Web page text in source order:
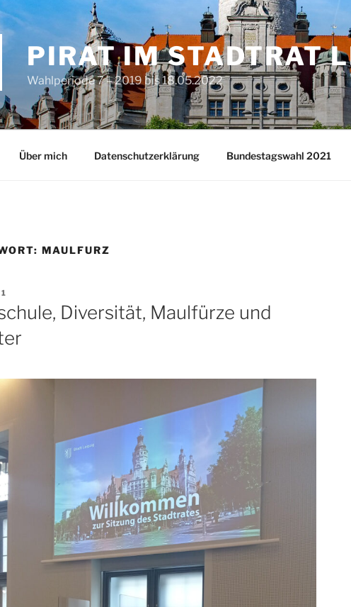
PIRAT IM STADTRAT
Wahlperiode 7 – 2019 bis 18.05.2022
Über mich Datenschutzerklärung Bundestagswahl 2021
MAULFURZ
Diversität, Maulfürze und